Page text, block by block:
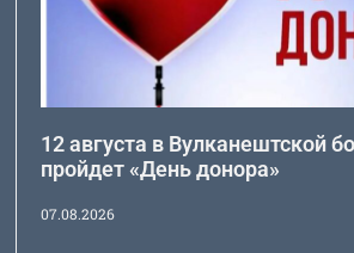
12 августа в Вулканештской
пройдет «День донора»
07.08.2026